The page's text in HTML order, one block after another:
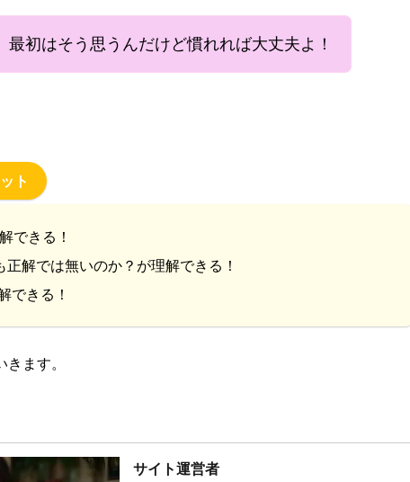
最初はそう思うんだけど慣れれば大丈夫よ！
ト
できる！
正解では無いのか？が理解できる！
できる！
ます。
サイト運営者